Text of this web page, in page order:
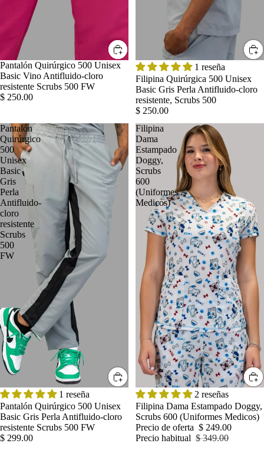
Pantalón Quirúrgico 500 Unisex
Basic Vino Antifluido-cloro
resistente Scrubs 500 FW
$ 250.00
1 reseña
Filipina Quirúrgica 500 Unisex
Basic Gris Perla Antifluido-cloro
resistente, Scrubs 500
$ 250.00
Pantalón
Quirúrgico
500
Unisex
Basic
Gris
Perla
Antifluido-
cloro
resistente
Scrubs
500
FW
1 reseña
Pantalón Quirúrgico 500 Unisex
Basic Gris Perla Antifluido-cloro
resistente Scrubs 500 FW
$ 299.00
Filipina
Dama
Estampado
Doggy,
Scrubs
600
(Uniformes
Medicos)
OFERTA
2 reseñas
Filipina Dama Estampado Doggy,
Scrubs 600 (Uniformes Medicos)
Precio de oferta $ 249.00
Precio habitual $ 349.00